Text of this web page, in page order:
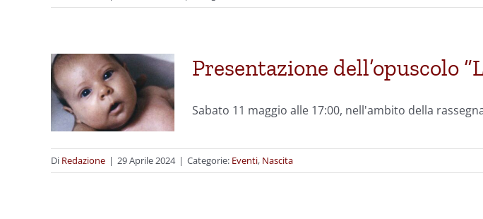
Presentazione dell’opuscolo
Sabato 11 maggio alle 17:00, nell'ambito della
Di Redazione | 29 Aprile 2024 | Categorie: Eventi, Nascita